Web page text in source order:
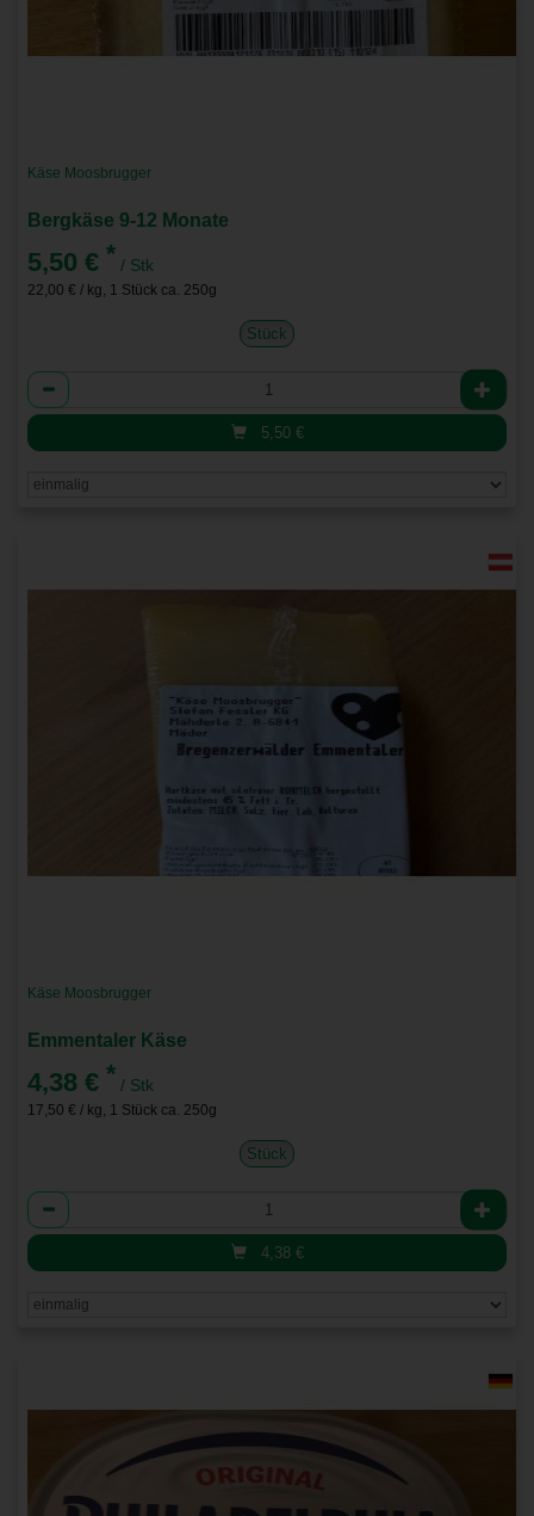
Käse Moosbrugger
Bergkäse 9-12 Monate
5,50 € * / Stk
22,00 € / kg, 1 Stück ca. 250g
Stück
Anzahl
5,50 €
Käse Moosbrugger
Emmentaler Käse
4,38 € * / Stk
17,50 € / kg, 1 Stück ca. 250g
Stück
Anzahl
4,38 €